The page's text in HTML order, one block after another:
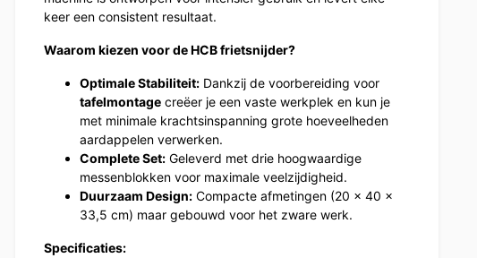
keer een consistent resultaat.
Waarom kiezen voor de HCB frietsnijder?
Optimale Stabiliteit: Dankzij de voorbereiding voor
tafelmontage creëer je een vaste werkplek en kun je
met minimale krachtsinspanning grote hoeveelheden
aardappelen verwerken.
Complete Set: Geleverd met drie hoogwaardige
messenblokken voor maximale veelzijdigheid.
Duurzaam Design: Compacte afmetingen (20 x 40 x
33,5 cm) maar gebouwd voor het zware werk.
Specificaties: